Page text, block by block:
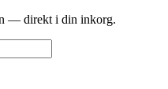
— direkt i din inkorg.